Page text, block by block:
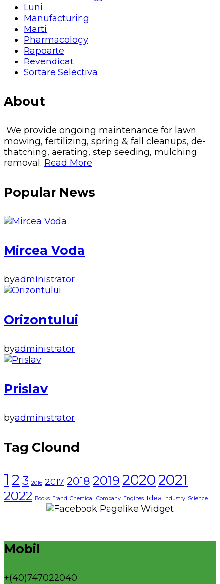
Luni
Manufacturing
Marti
Pharmacology
Rapoarte
Revendicat
Sortare Selectiva
About
We provide ongoing maintenance for lawn
mowing, fertilizing, spring & fall cleanups, de-
thatching, aerating, step seeding, mulching
removal. Read More
Popular News
Mircea Voda
byadministrator
Orizontului
byadministrator
Prislav
byadministrator
Tag Clound
1 2 3 2016 2017 2018 2019 20202021
2022 Books Brand Chemical Company Engines Idea Industry Science
Mobil
+(40)747022040